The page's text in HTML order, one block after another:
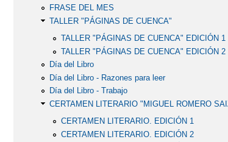
FRASE DEL MES
TALLER "PÁGINAS DE CUENCA"
TALLER "PÁGINAS DE CUENCA" EDICIÓN 1
TALLER "PÁGINAS DE CUENCA" EDICIÓN 2
Día del Libro
Día del Libro - Razones para leer
Día del Libro - Trabajo
CERTAMEN LITERARIO "MIGUEL ROMERO
CERTAMEN LITERARIO. EDICIÓN 1
CERTAMEN LITERARIO. EDICIÓN 2